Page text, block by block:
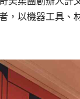
，以機器工具、